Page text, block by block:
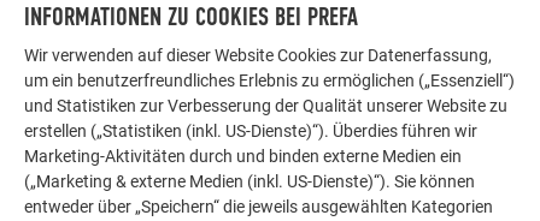
LASSEN SIE SICH INSPIRIEREN
WEITERE OBJEKTE
INFORMATIONEN ZU COOKIES BEI PREFA
Wir verwenden auf dieser Website Cookies zur Datenerfassung,
um ein benutzerfreundliches Erlebnis zu ermöglichen („Essenziell“)
und Statistiken zur Verbesserung der Qualität unserer Website zu
erstellen („Statistiken (inkl. US-Dienste)“). Überdies führen wir
Marketing-Aktivitäten durch und binden externe Medien ein
(„Marketing & externe Medien (inkl. US-Dienste)“). Sie können
entweder über „Speichern“ die jeweils ausgewählten Kategorien